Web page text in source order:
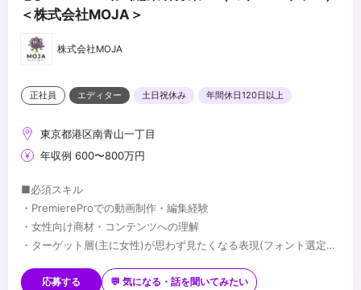
＜株式会社MOJA＞
株式会社MOJA
正社員 エディター 土日祝休み 年間休日120日以上
東京都港区南青山一丁目
年収例 600〜800万円
■必須スキル
・PremiereProでの動画制作・編集経験
・女性向け商材・コンテンツへの理解
・ターゲット層(主に女性)が思わず見たくなる表現(フォント選定・
※応募時は、ポートフォリオor制作物のURLのご提出をお願いしま
・PhotoshopやIllustratorを用いたデザイン経験がある方
応募する 💬 気になる・話を聞いてみたい